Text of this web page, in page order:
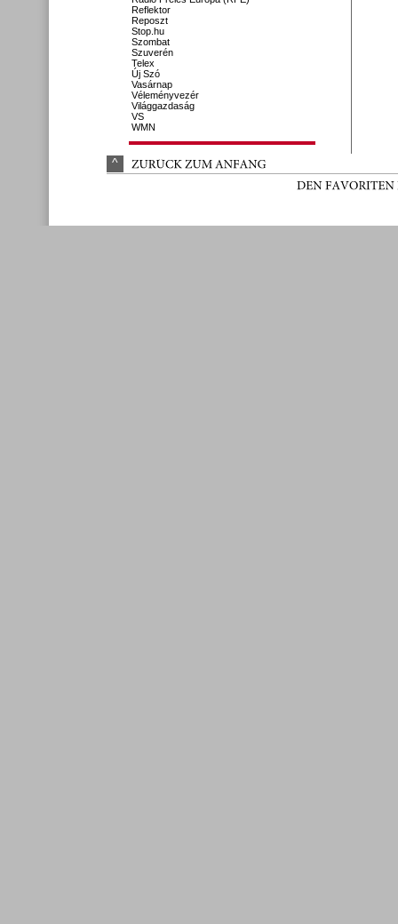
Reflektor
Reposzt
Stop.hu
Szombat
Szuverén
Telex
Új Szó
Vasárnap
Véleményvezér
Világgazdaság
VS
WMN
^ ZURÜCK ZUM ANFANG
DEN FAVORITEN